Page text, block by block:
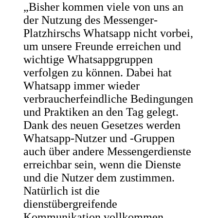
„Bisher kommen viele von uns an
der Nutzung des Messenger-
Platzhirschs Whatsapp nicht vorbei,
um unsere Freunde erreichen und
wichtige Whatsappgruppen
verfolgen zu können. Dabei hat
Whatsapp immer wieder
verbraucherfeindliche Bedingungen
und Praktiken an den Tag gelegt.
Dank des neuen Gesetzes werden
Whatsapp-Nutzer und -Gruppen
auch über andere Messengerdienste
erreichbar sein, wenn die Dienste
und die Nutzer dem zustimmen.
Natürlich ist die
dienstübergreifende